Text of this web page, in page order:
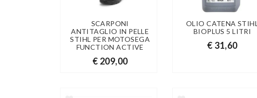
SCARPONI
ANTITAGLIO IN PELLE
STIHL PER MOTOSEGA
FUNCTION ACTIVE
€ 209,00
OLIO CATENA STIHL
BIOPLUS 5 LITRI
€ 31,60